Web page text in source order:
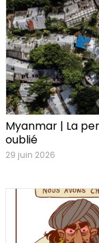
Myanmar | La
oublié
29 juin 2026